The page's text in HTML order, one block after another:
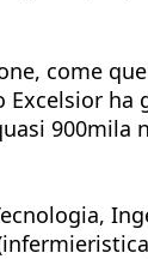
come
900mila